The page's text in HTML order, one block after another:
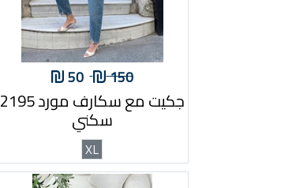
150
50
جكيت مع سكارف مورد 2195
سكني
XL